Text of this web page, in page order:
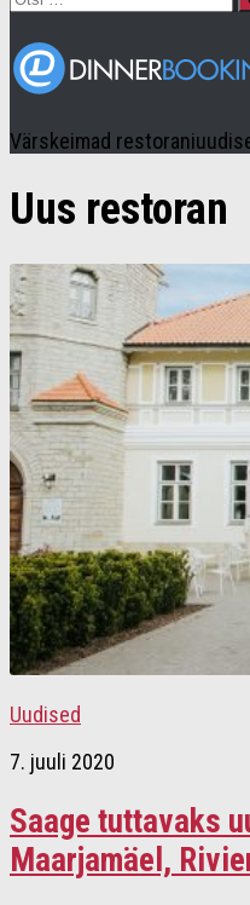
Värskeimad
Uus restoran
Uudised
7. juuli 2020
Saage tuttavaks
Maarjamäel,